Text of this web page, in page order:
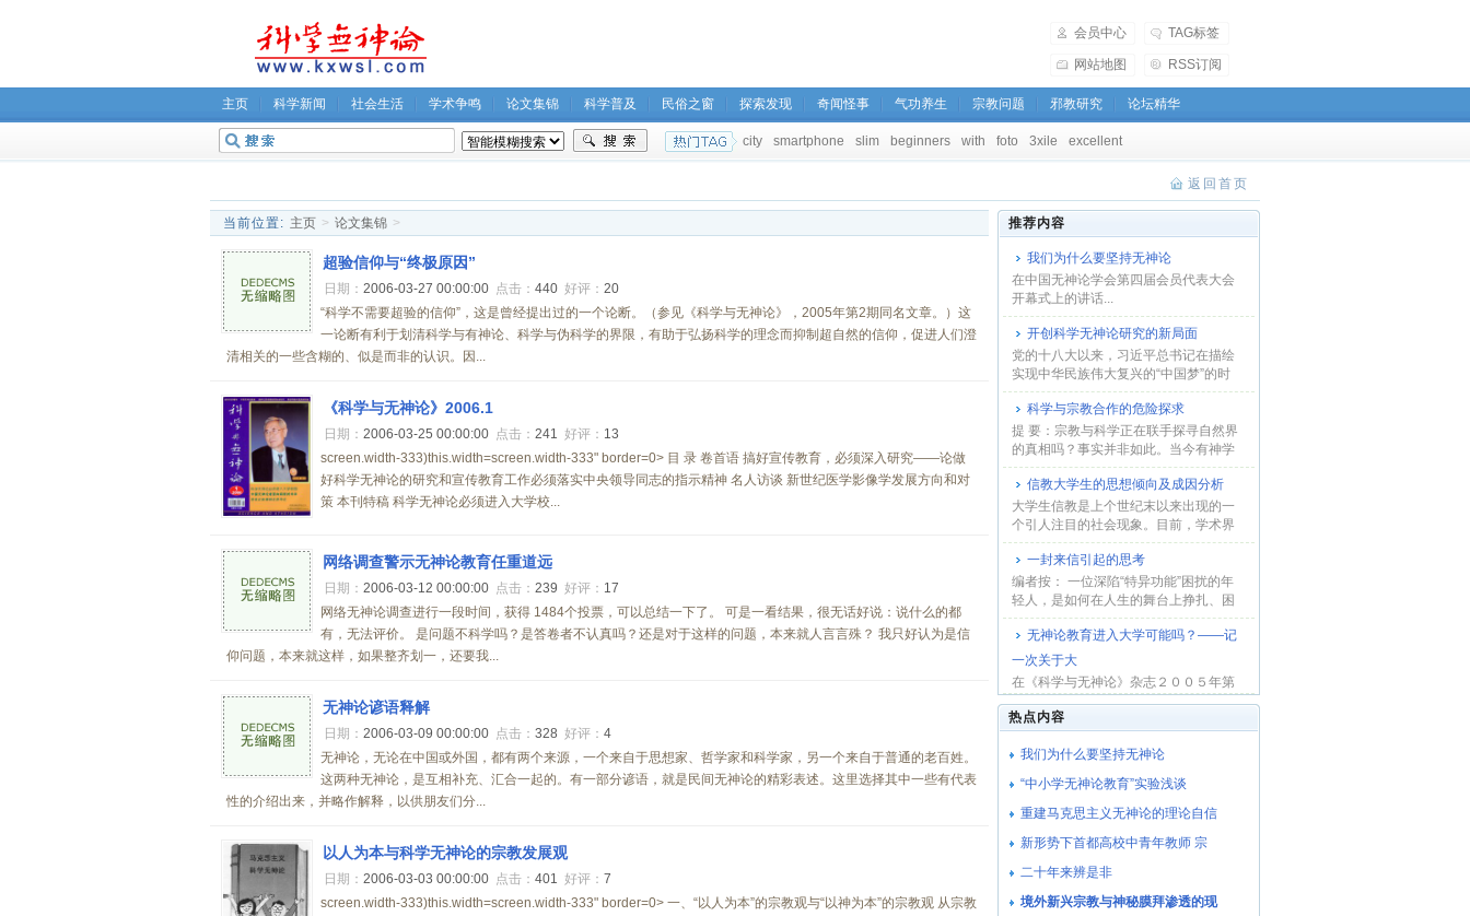
会员中心 TAG标签
网站地图 RSS订阅
主页 科学新闻 社会生活 学术争鸣 论文集锦 科学普及 民俗之窗 探索发现 奇闻怪事 气功养生 宗教问题 邪教研究 论坛精华
无神论坛 city smartphone slim beginners with foto 3xile excellent
返回首页
当前位置: 主页 > 论文集锦 >
超验信仰与“终极原因”
日期： 2006-03-27 00:00:00 点击： 440 好评： 20
“科学不需要超验的信仰”，这是曾经提出过的一个论断。（参见《科学与无神论》，2005年第2期同名文章。）这
一论断有利于划清科学与有神论、科学与伪科学的界限，有助于弘扬科学的理念而抑制超自然的信仰，促进人们澄
清相关的一些含糊的、似是而非的认识。因...
《科学与无神论》2006.1
日期： 2006-03-25 00:00:00 点击： 241 好评： 13
screen.width-333)this.width=screen.width-333" border=0> 目 录 卷首语 搞好宣传教育，必须深入研究――论做
好科学无神论的研究和宣传教育工作必须落实中央领导同志的指示精神 名人访谈 新世纪医学影像学发展方向和对
策 本刊特稿 科学无神论必须进入大学校...
网络调查警示无神论教育任重道远
日期： 2006-03-12 00:00:00 点击： 239 好评： 17
网络无神论调查进行一段时间，获得 1484个投票，可以总结一下了。 可是一看结果，很无话好说：说什么的都
有，无法评价。 是问题不科学吗？是答卷者不认真吗？还是对于这样的问题，本来就人言言殊？ 我只好认为是信
仰问题，本来就这样，如果整齐划一，还要我...
无神论谚语释解
日期： 2006-03-09 00:00:00 点击： 328 好评： 4
无神论，无论在中国或外国，都有两个来源，一个来自于思想家、哲学家和科学家，另一个来自于普通的老百姓。
这两种无神论，是互相补充、汇合一起的。有一部分谚语，就是民间无神论的精彩表述。这里选择其中一些有代表
性的介绍出来，并略作解释，以供朋友们分...
以人为本与科学无神论的宗教发展观
日期： 2006-03-03 00:00:00 点击： 401 好评： 7
screen.width-333)this.width=screen.width-333" border=0> 一、“以人为本”的宗教观与“以神为本”的宗教观 从宗教
推荐内容
我们为什么要坚持无神论
在中国无神论学会第四届会员代表大会
开幕式上的讲话...
开创科学无神论研究的新局面
党的十八大以来，习近平总书记在描绘
实现中华民族伟大复兴的“中国梦”的时
候，突出强...
科学与宗教合作的危险探求
提 要：宗教与科学正在联手探寻自然界
的真相吗？事实并非如此。当今有神学
界的基金会...
信教大学生的思想倾向及成因分析
大学生信教是上个世纪末以来出现的一
个引人注目的社会现象。目前，学术界
和高校思想教...
一封来信引起的思考
编者按： 一位深陷“特异功能”困扰的年
轻人，是如何在人生的舞台上挣扎、困
惑和艰难...
无神论教育进入大学可能吗？――记
一次关于大
在《科学与无神论》杂志２００５年第
六期上，刊登了署名文丁的文章《科学
无神论必须进...
热点内容
我们为什么要坚持无神论
“中小学无神论教育”实验浅谈
重建马克思主义无神论的理论自信
新形势下首都高校中青年教师 宗
二十年来辨是非
境外新兴宗教与神秘膜拜渗透的现